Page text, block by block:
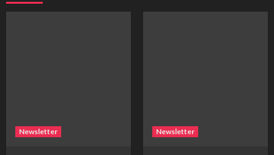
Newsletter Newsletter